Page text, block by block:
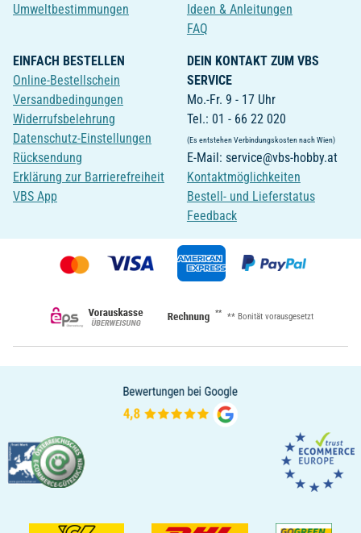
Umweltbestimmungen
Ideen & Anleitungen
FAQ
EINFACH BESTELLEN
Online-Bestellschein
Versandbedingungen
Widerrufsbelehrung
Datenschutz-Einstellungen
Rücksendung
Erklärung zur Barrierefreiheit
VBS App
DEIN KONTAKT ZUM VBS
SERVICE
Mo.-Fr. 9 - 17 Uhr
Tel.: 01 - 66 22 020
(Es entstehen Verbindungskosten nach Wien)
E-Mail: service@vbs-hobby.at
Kontaktmöglichkeiten
Bestell- und Lieferstatus
Feedback
** ** Bonität vorausgesetzt